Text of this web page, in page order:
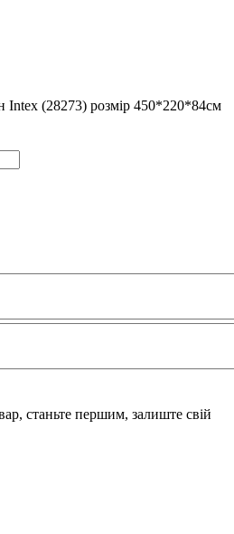
Intex (28273) розмір 450*220*84см
станьте першим, залиште свій